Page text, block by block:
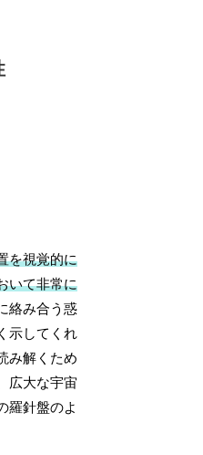
を視覚的に
いて非常に
絡み合う惑
示してくれ
み解くため
広大な宇宙
羅針盤のよ